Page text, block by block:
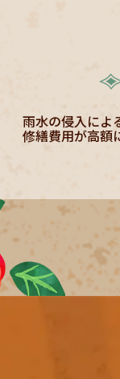
雨水の侵入によ
修繕費用が高額